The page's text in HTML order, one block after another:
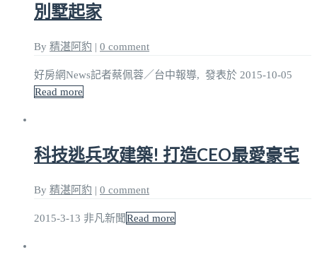
別墅起家
By 精湛阿豹 | 0 comment
好房網News記者蔡佩蓉／台中報導, 發表於 2015-10-05
Read more
科技逃兵攻建築! 打造CEO最愛豪宅
By 精湛阿豹 | 0 comment
2015-3-13 非凡新聞Read more